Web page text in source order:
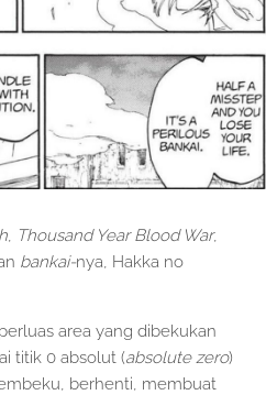
, Thousand Year Blood War,
bankai-nya, Hakka no
area yang dibekukan
titik 0 absolut (absolute zero)
berhenti, membuat